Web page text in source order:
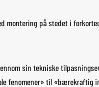
montering på stedet i
sin tekniske
fenomener» til «bærekraftig